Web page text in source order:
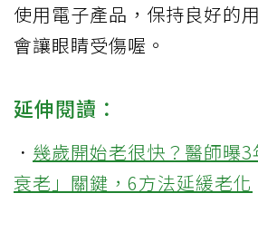
使用電子產品，保持良好的
會讓眼睛受傷喔。
延伸閱讀：
． 幾歲開始老很快？醫師曝
衰老」關鍵，6方法延緩老化